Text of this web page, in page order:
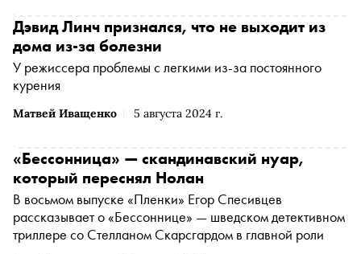
Матвей Иващенко 5 августа 2024 г.
Дэвид Линч признался, что не выходит из
дома из-за болезни
У режиссера проблемы с легкими из-за постоянного
курения
«Бессонница» — скандинавский нуар,
который переснял Нолан
В восьмом выпуске «Пленки» Егор Спесивцев
рассказывает о «Бессоннице» — шведском детективном
триллере со Стелланом Скарсгардом в главной роли